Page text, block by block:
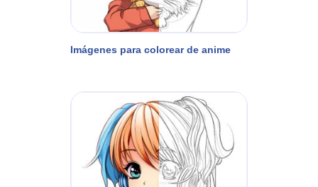
Imágenes para colorear de anime